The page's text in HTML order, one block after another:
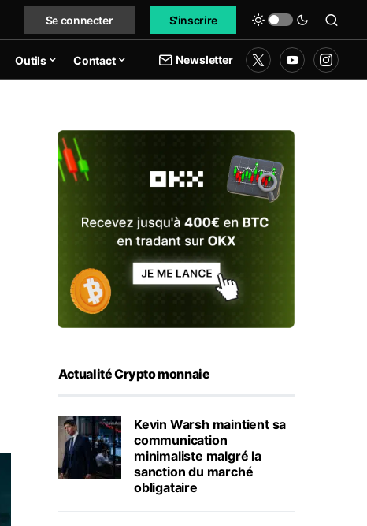
Se connecter S'inscrire
Outils Contact Newsletter
Actualité Crypto monnaie
Kevin Warsh maintient sa
communication
minimaliste malgré la
sanction du marché
obligataire